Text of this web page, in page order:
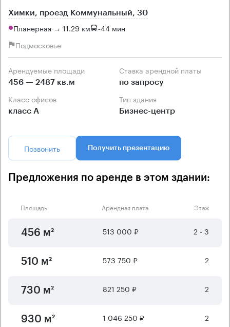
Химки, проезд Коммунальный, 30
Планерная → 11.29 км ~44 мин
Подмосковье
Арендуемые площади
456 — 2487 кв.м
Ставка арендной платы
по запросу
Класс офисов
класс А
Тип здания
Бизнес-центр
Позвонить Получить презентацию
Предложения по аренде в этом здании:
Площадь Арендная плата Этаж
456 м² 513 000 ₽ 2 - 3
510 м² 573 750 ₽ 2
730 м² 821 250 ₽ 2
930 м² 1 046 250 ₽ 2